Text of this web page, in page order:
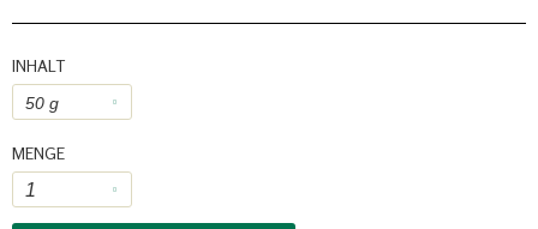
INHALT
MENGE